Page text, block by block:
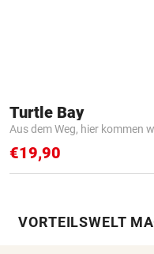
Turtle Bay
Aus dem Weg, hier kommen
€19,90
VORTEILSWELT